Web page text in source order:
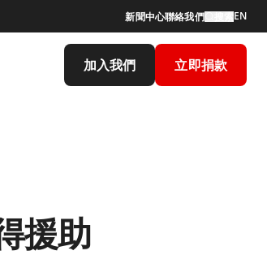
新聞中心聯絡我們 EN
加入我們 立即捐款
援助